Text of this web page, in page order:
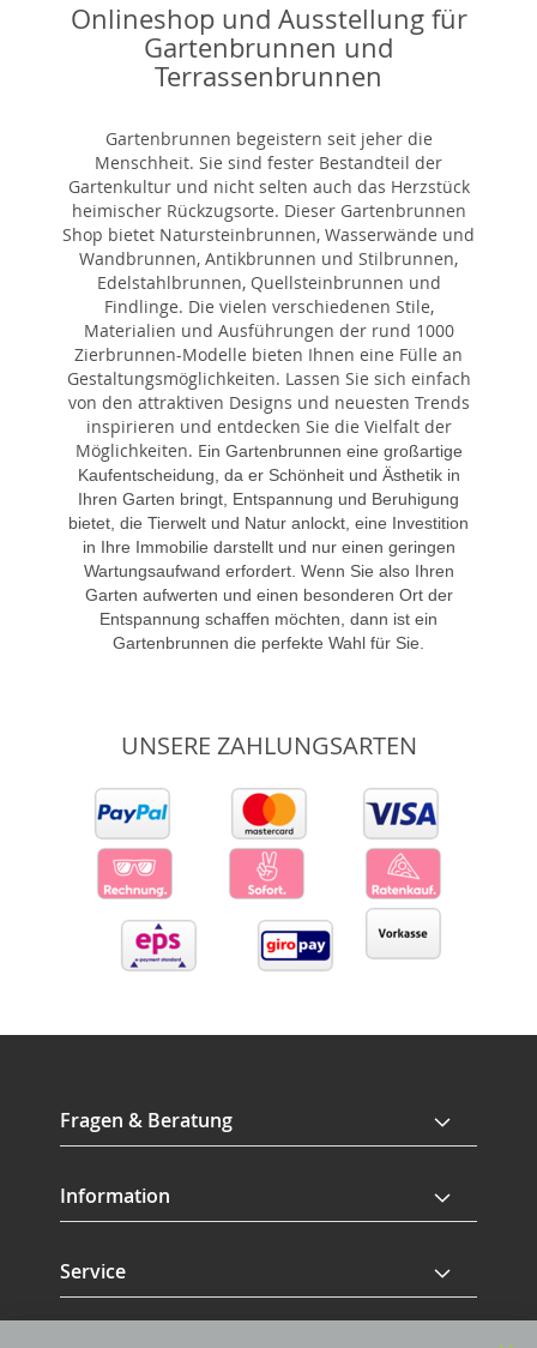
Onlineshop und Ausstellung für
Gartenbrunnen und
Terrassenbrunnen
Gartenbrunnen begeistern seit jeher die
Menschheit. Sie sind fester Bestandteil der
Gartenkultur und nicht selten auch das Herzstück
heimischer Rückzugsorte. Dieser Gartenbrunnen
Shop bietet Natursteinbrunnen, Wasserwände und
Wandbrunnen, Antikbrunnen und Stilbrunnen,
Edelstahlbrunnen, Quellsteinbrunnen und
Findlinge. Die vielen verschiedenen Stile,
Materialien und Ausführungen der rund 1000
Zierbrunnen-Modelle bieten Ihnen eine Fülle an
Gestaltungsmöglichkeiten. Lassen Sie sich einfach
von den attraktiven Designs und neuesten Trends
inspirieren und entdecken Sie die Vielfalt der
Möglichkeiten. Ein Gartenbrunnen eine großartige
Kaufentscheidung, da er Schönheit und Ästhetik in
Ihren Garten bringt, Entspannung und Beruhigung
bietet, die Tierwelt und Natur anlockt, eine Investition
in Ihre Immobilie darstellt und nur einen geringen
Wartungsaufwand erfordert. Wenn Sie also Ihren
Garten aufwerten und einen besonderen Ort der
Entspannung schaffen möchten, dann ist ein
Gartenbrunnen die perfekte Wahl für Sie.
UNSERE ZAHLUNGSARTEN
Fragen & Beratung
Information
Service